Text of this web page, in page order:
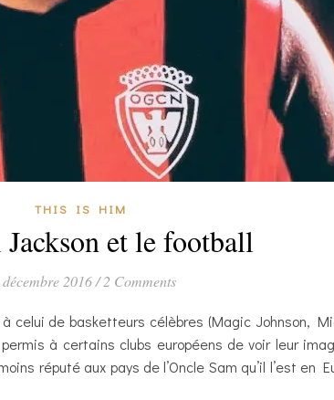
THIS IS HIM
et le football
décembre 2016/ 2 Comments
celui de basketteurs célèbres (Magic Johnson,
à certains clubs européens de voir leur
réputé aux pays de l’Oncle Sam qu’il l’est en